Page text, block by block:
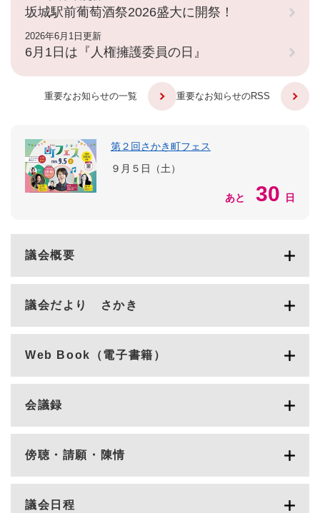
坂城駅前葡萄酒祭2026盛大に開祭！
2026年6月1日更新
6月1日は『人権擁護委員の日』
重要なお知らせの一覧 重要なお知らせのRSS
第２回さかき町フェス
９月５日（土）
あと 30 日
議会概要
議会だより さかき
Web Book（電子書籍）
会議録
傍聴・請願・陳情
議会日程